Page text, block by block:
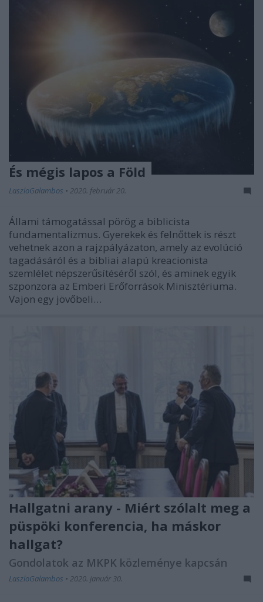
És mégis lapos a Föld
LaszloGalambos • 2020. február 20.
Állami támogatással pörög a biblicista
fundamentalizmus. Gyerekek és felnőttek is részt
vehetnek azon a rajzpályázaton, amely az evolúció
tagadásáról és a bibliai alapú kreacionista
szemlélet népszerűsítéséről szól, és aminek egyik
szponzora az Emberi Erőforrások Minisztériuma.
Vajon egy jövőbeli…
Hallgatni arany - Miért szólalt meg a
püspöki konferencia, ha máskor
hallgat?
Gondolatok az MKPK közleménye kapcsán
LaszloGalambos • 2020. január 30.